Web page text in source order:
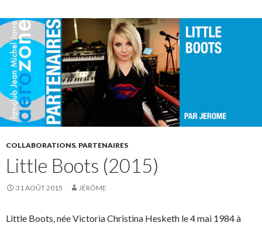
COLLABORATIONS, PARTENAIRES
Little Boots (2015)
31 AOÛT 2015 JÉRÔME
Little Boots, née Victoria Christina Hesketh le 4 mai 1984 à